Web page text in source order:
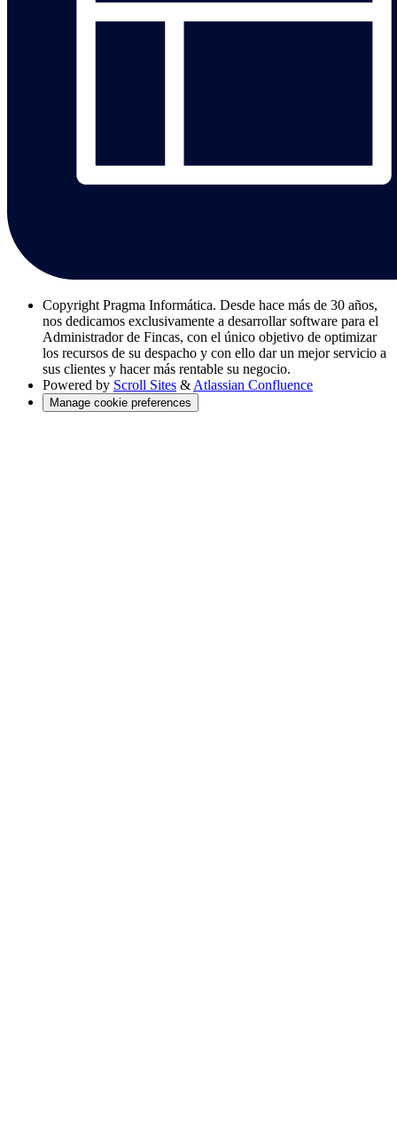
Copyright Pragma Informática. Desde hace más de 30 años,
nos dedicamos exclusivamente a desarrollar software para el
Administrador de Fincas, con el único objetivo de optimizar
los recursos de su despacho y con ello dar un mejor servicio a
sus clientes y hacer más rentable su negocio.
Powered by Scroll Sites & Atlassian Confluence
Manage cookie preferences